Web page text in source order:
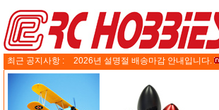
최근 공지사항 : 2026년 설명절 배송마감 안내입니다.